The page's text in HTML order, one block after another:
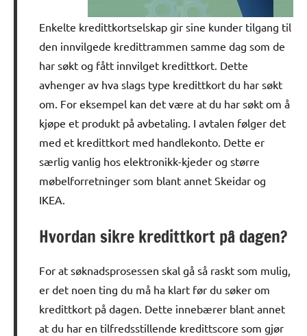
Enkelte kredittkortselskap gir sine kunder tilgang til
den innvilgede kredittrammen samme dag som de
har søkt og fått innvilget kredittkort. Dette
avhenger av hva slags type kredittkort du har søkt
om. For eksempel kan det være at du har søkt om å
kjøpe et produkt på avbetaling. I avtalen følger det
med et kredittkort med handlekonto. Dette er
særlig vanlig hos elektronikk-kjeder og større
møbelforretninger som blant annet Skeidar og
IKEA.
Hvordan sikre kredittkort på dagen?
For at søknadsprosessen skal gå så raskt som mulig,
er det noen ting du må ha klart før du søker om
kredittkort på dagen. Dette innebærer blant annet
at du har en tilfredsstillende kredittscore som gjør